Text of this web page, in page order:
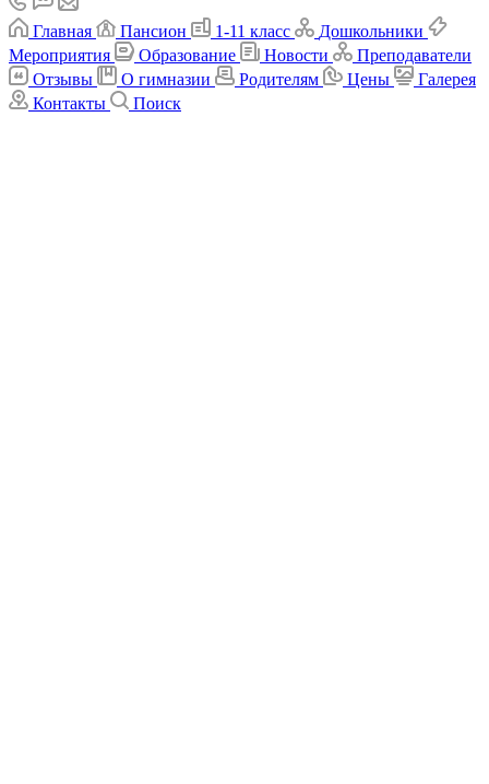
Главная Пансион 1-11 класс
Дошкольники
Мероприятия
Образование Новости
Преподаватели
Отзывы
О гимназии Родителям Цены
Галерея
Контакты
Поиск